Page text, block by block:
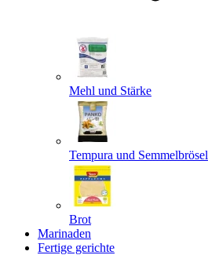
Mehl und Stärke
Tempura und Semmelbrösel
Brot
Marinaden
Fertige gerichte